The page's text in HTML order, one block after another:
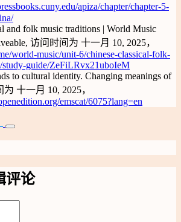
apiza/chapter/chapter-5-
and folk music traditions | World Music
访问时间为 十一月 10, 2025，
world-music/unit-6/chinese-classical-folk-
study-guide/ZeFiLRvx21uboIeM
to cultural identity. Changing meanings of
十一月 10, 2025，
emscat/6075?lang=en
评论